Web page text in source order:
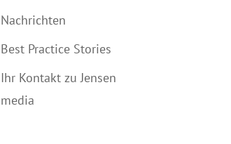
Nachrichten
Best Practice Stories
Ihr Kontakt zu Jensen
media